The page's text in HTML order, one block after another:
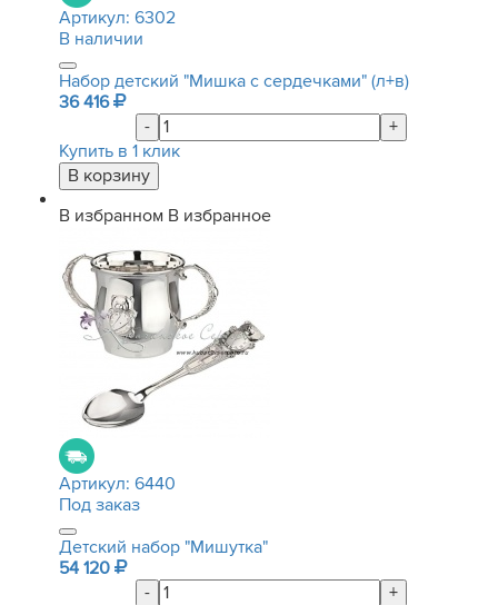
Артикул: 6302
В наличии
Набор детский "Мишка с сердечками" (л+в)
36 416
-
+
Купить в 1 клик
В избранном В избранное
Артикул: 6440
Под заказ
Детский набор "Мишутка"
54 120
-
+